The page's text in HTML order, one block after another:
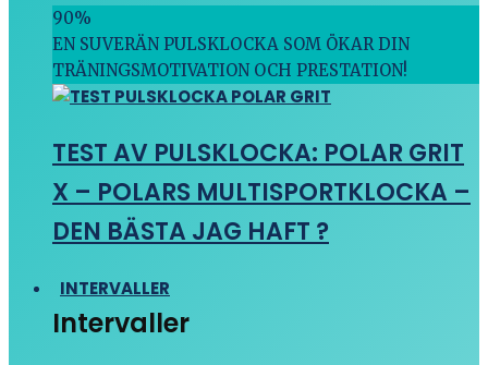
90%
EN SUVERÄN PULSKLOCKA SOM ÖKAR DIN
TRÄNINGSMOTIVATION OCH PRESTATION!
TEST AV PULSKLOCKA: POLAR GRIT
X – POLARS MULTISPORTKLOCKA –
DEN BÄSTA JAG HAFT ?
INTERVALLER
Intervaller